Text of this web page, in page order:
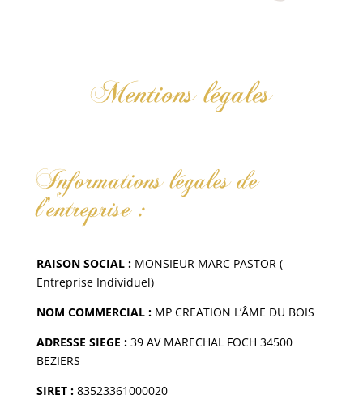
Mentions légales
Informations légales de
l’entreprise :
RAISON SOCIAL :MONSIEUR MARC PASTOR (
Entreprise Individuel)
NOM COMMERCIAL : MP CREATION L’ÂME DU BOIS
ADRESSE SIEGE : 39 AV MARECHAL FOCH 34500
BEZIERS
SIRET :83523361000020